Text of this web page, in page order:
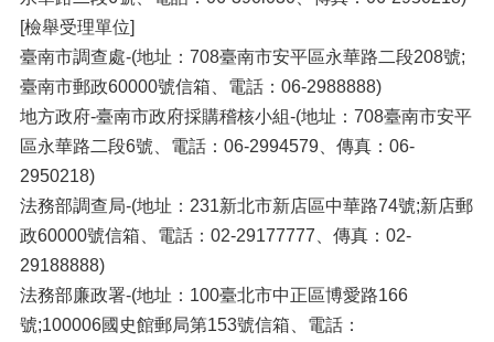
[檢舉受理單位]
臺南市調查處-(地址：708臺南市安平區永華路二段208號;
臺南市郵政60000號信箱、電話：06-2988888)
地方政府-臺南市政府採購稽核小組-(地址：708臺南市安平
區永華路二段6號、電話：06-2994579、傳真：06-
2950218)
法務部調查局-(地址：231新北市新店區中華路74號;新店郵
政60000號信箱、電話：02-29177777、傳真：02-
29188888)
法務部廉政署-(地址：100臺北市中正區博愛路166
號;100006國史館郵局第153號信箱、電話：